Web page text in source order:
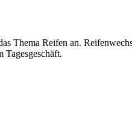
Thema Reifen an.
Tagesgeschäft.